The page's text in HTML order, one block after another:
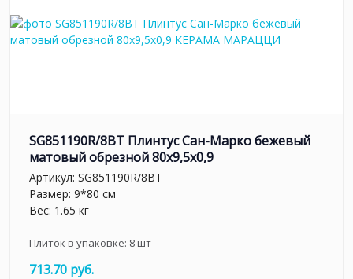
SG851190R/8BT Плинтус Сан-Марко бежевый
матовый обрезной 80x9,5x0,9
Артикул: SG851190R/8BT
Размер: 9*80 см
Вес: 1.65 кг
Плиток в упаковке: 8шт
713.70 руб.